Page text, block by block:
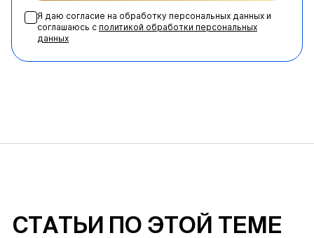
Я даю согласие на обработку персональных данных и
соглашаюсь с политикой обработки персональных
данных
СТАТЬИ ПО ЭТОЙ ТЕМЕ